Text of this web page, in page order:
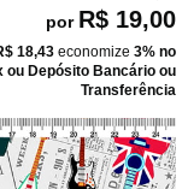
por R$ 19,00
18,43 economize 3% no
ou Depósito Bancário ou
Transferência